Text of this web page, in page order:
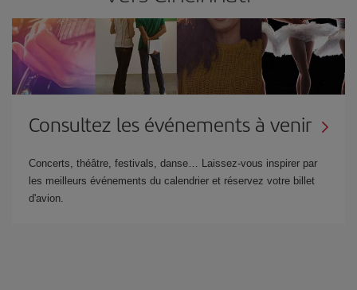
Consultez les événements à venir
Concerts, théâtre, festivals, danse… Laissez-vous inspirer par
les meilleurs événements du calendrier et réservez votre billet
d'avion.